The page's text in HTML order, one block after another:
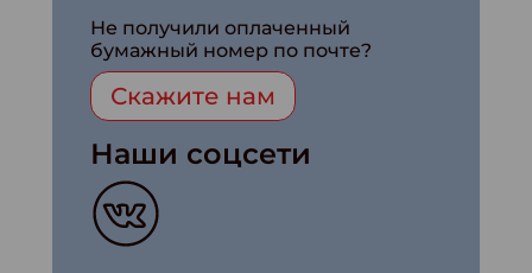
Не получили оплаченный
бумажный номер по почте?
Скажите нам
Наши соцсети